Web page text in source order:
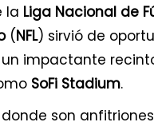
la Liga Nacional de
(NFL) sirvió de
impactante
SoFi Stadium.
son